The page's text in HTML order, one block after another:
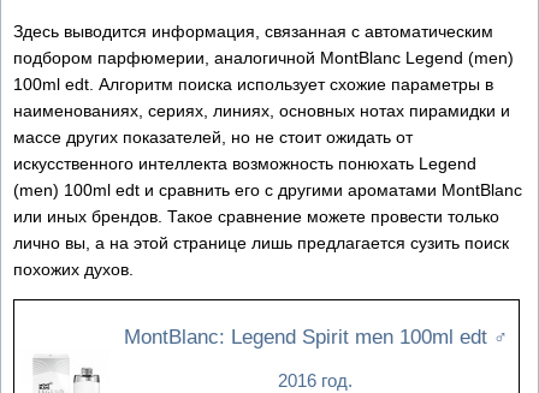
Здесь выводится информация, связанная с автоматическим
подбором парфюмерии, аналогичной MontBlanc Legend (men)
100ml edt. Алгоритм поиска использует схожие параметры в
наименованиях, сериях, линиях, основных нотах пирамидки и
массе других показателей, но не стоит ожидать от
искусственного интеллекта возможность понюхать Legend
(men) 100ml edt и сравнить его с другими ароматами MontBlanc
или иных брендов. Такое сравнение можете провести только
лично вы, а на этой странице лишь предлагается сузить поиск
похожих духов.
MontBlanc: Legend Spirit men 100ml edt ♂
2016 год.